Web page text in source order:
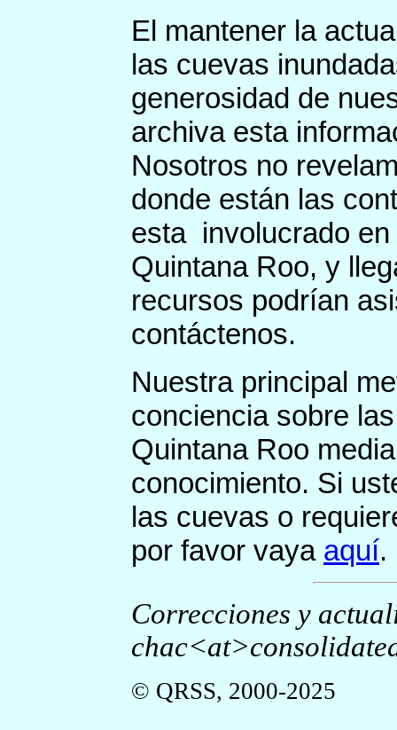
El mantener la
las cuevas
generosidad de
archiva esta
Nosotros no
donde están las
esta involucrado
Quintana Roo, y
recursos podrían
contáctenos.
Nuestra principal
conciencia sobre
Quintana Roo
conocimiento. Si
las cuevas o
por favor vaya aquí.
Correcciones y
© QRSS, 2000-2025